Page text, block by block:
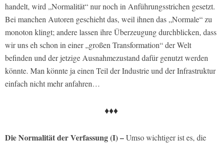
handelt, wird „Normalität“ nur noch in Anführungsstrichen gesetzt.
Bei manchen Autoren geschieht das, weil ihnen das „Normale“ zu
monoton klingt; andere lassen ihre Überzeugung durchblicken, dass
wir uns eh schon in einer „großen Transformation“ der Welt
befinden und der jetzige Ausnahmezustand dafür genutzt werden
könnte. Man könnte ja einen Teil der Industrie und der Infrastruktur
einfach nicht mehr anfahren…
♦♦♦
Die Normalität der Verfassung (I) –Umso wichtiger ist es, die